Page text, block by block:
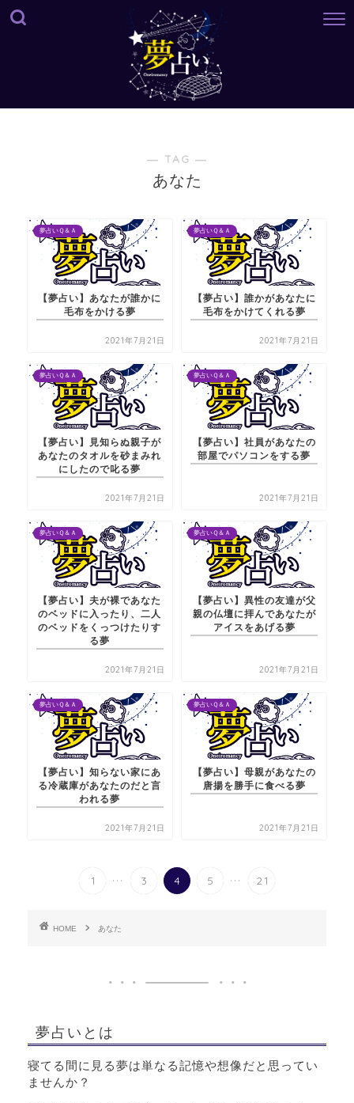
― TAG ―
あなた
夢占いＱ＆Ａ
【夢占い】あなたが誰かに
毛布をかける夢
2021年7月21日
夢占いＱ＆Ａ
【夢占い】誰かがあなたに
毛布をかけてくれる夢
2021年7月21日
夢占いＱ＆Ａ
【夢占い】見知らぬ親子が
あなたのタオルを砂まみれ
にしたので叱る夢
2021年7月21日
夢占いＱ＆Ａ
【夢占い】社員があなたの
部屋でパソコンをする夢
2021年7月21日
夢占いＱ＆Ａ
【夢占い】夫が裸であなた
のベッドに入ったり、二人
のベッドをくっつけたりす
る夢
2021年7月21日
夢占いＱ＆Ａ
【夢占い】異性の友達が父
親の仏壇に拝んであなたが
アイスをあげる夢
2021年7月21日
夢占いＱ＆Ａ
【夢占い】知らない家にあ
る冷蔵庫があなたのだと言
われる夢
2021年7月21日
夢占いＱ＆Ａ
【夢占い】母親があなたの
唐揚を勝手に食べる夢
2021年7月21日
1 ... 3 4 5 ... 21
HOME あなた
夢占いとは
寝てる間に見る夢は単なる記憶や想像だと思ってい
ませんか？